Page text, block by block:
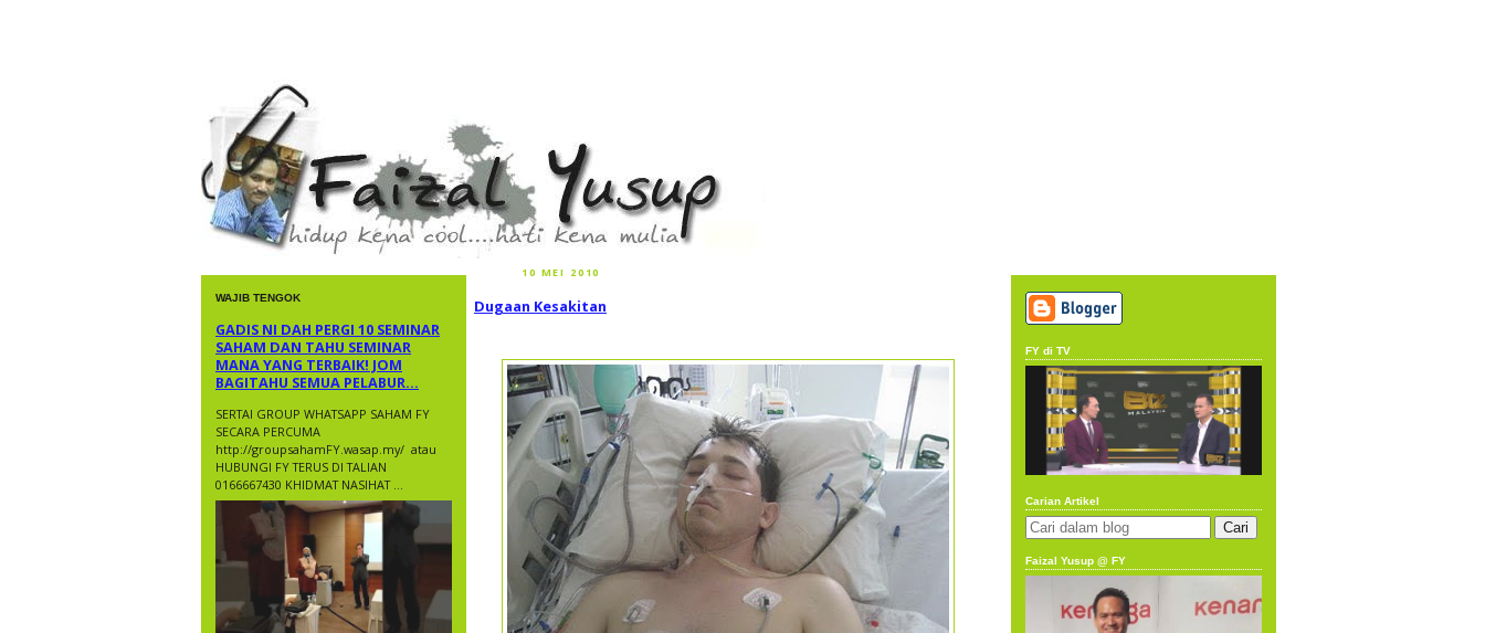
faizal yusup
WAJIB TENGOK
GADIS NI DAH PERGI 10 SEMINAR
SAHAM DAN TAHU SEMINAR
MANA YANG TERBAIK! JOM
BAGITAHU SEMUA PELABUR...
SERTAI GROUP WHATSAPP SAHAM FY
SECARA PERCUMA
http://groupsahamFY.wasap.my/ ​ atau
HUBUNGI FY TERUS DI TALIAN
0166667430 KHIDMAT NASIHAT ...
10 MEI 2010
Dugaan Kesakitan
FY di TV
Carian Artikel
Faizal Yusup @ FY